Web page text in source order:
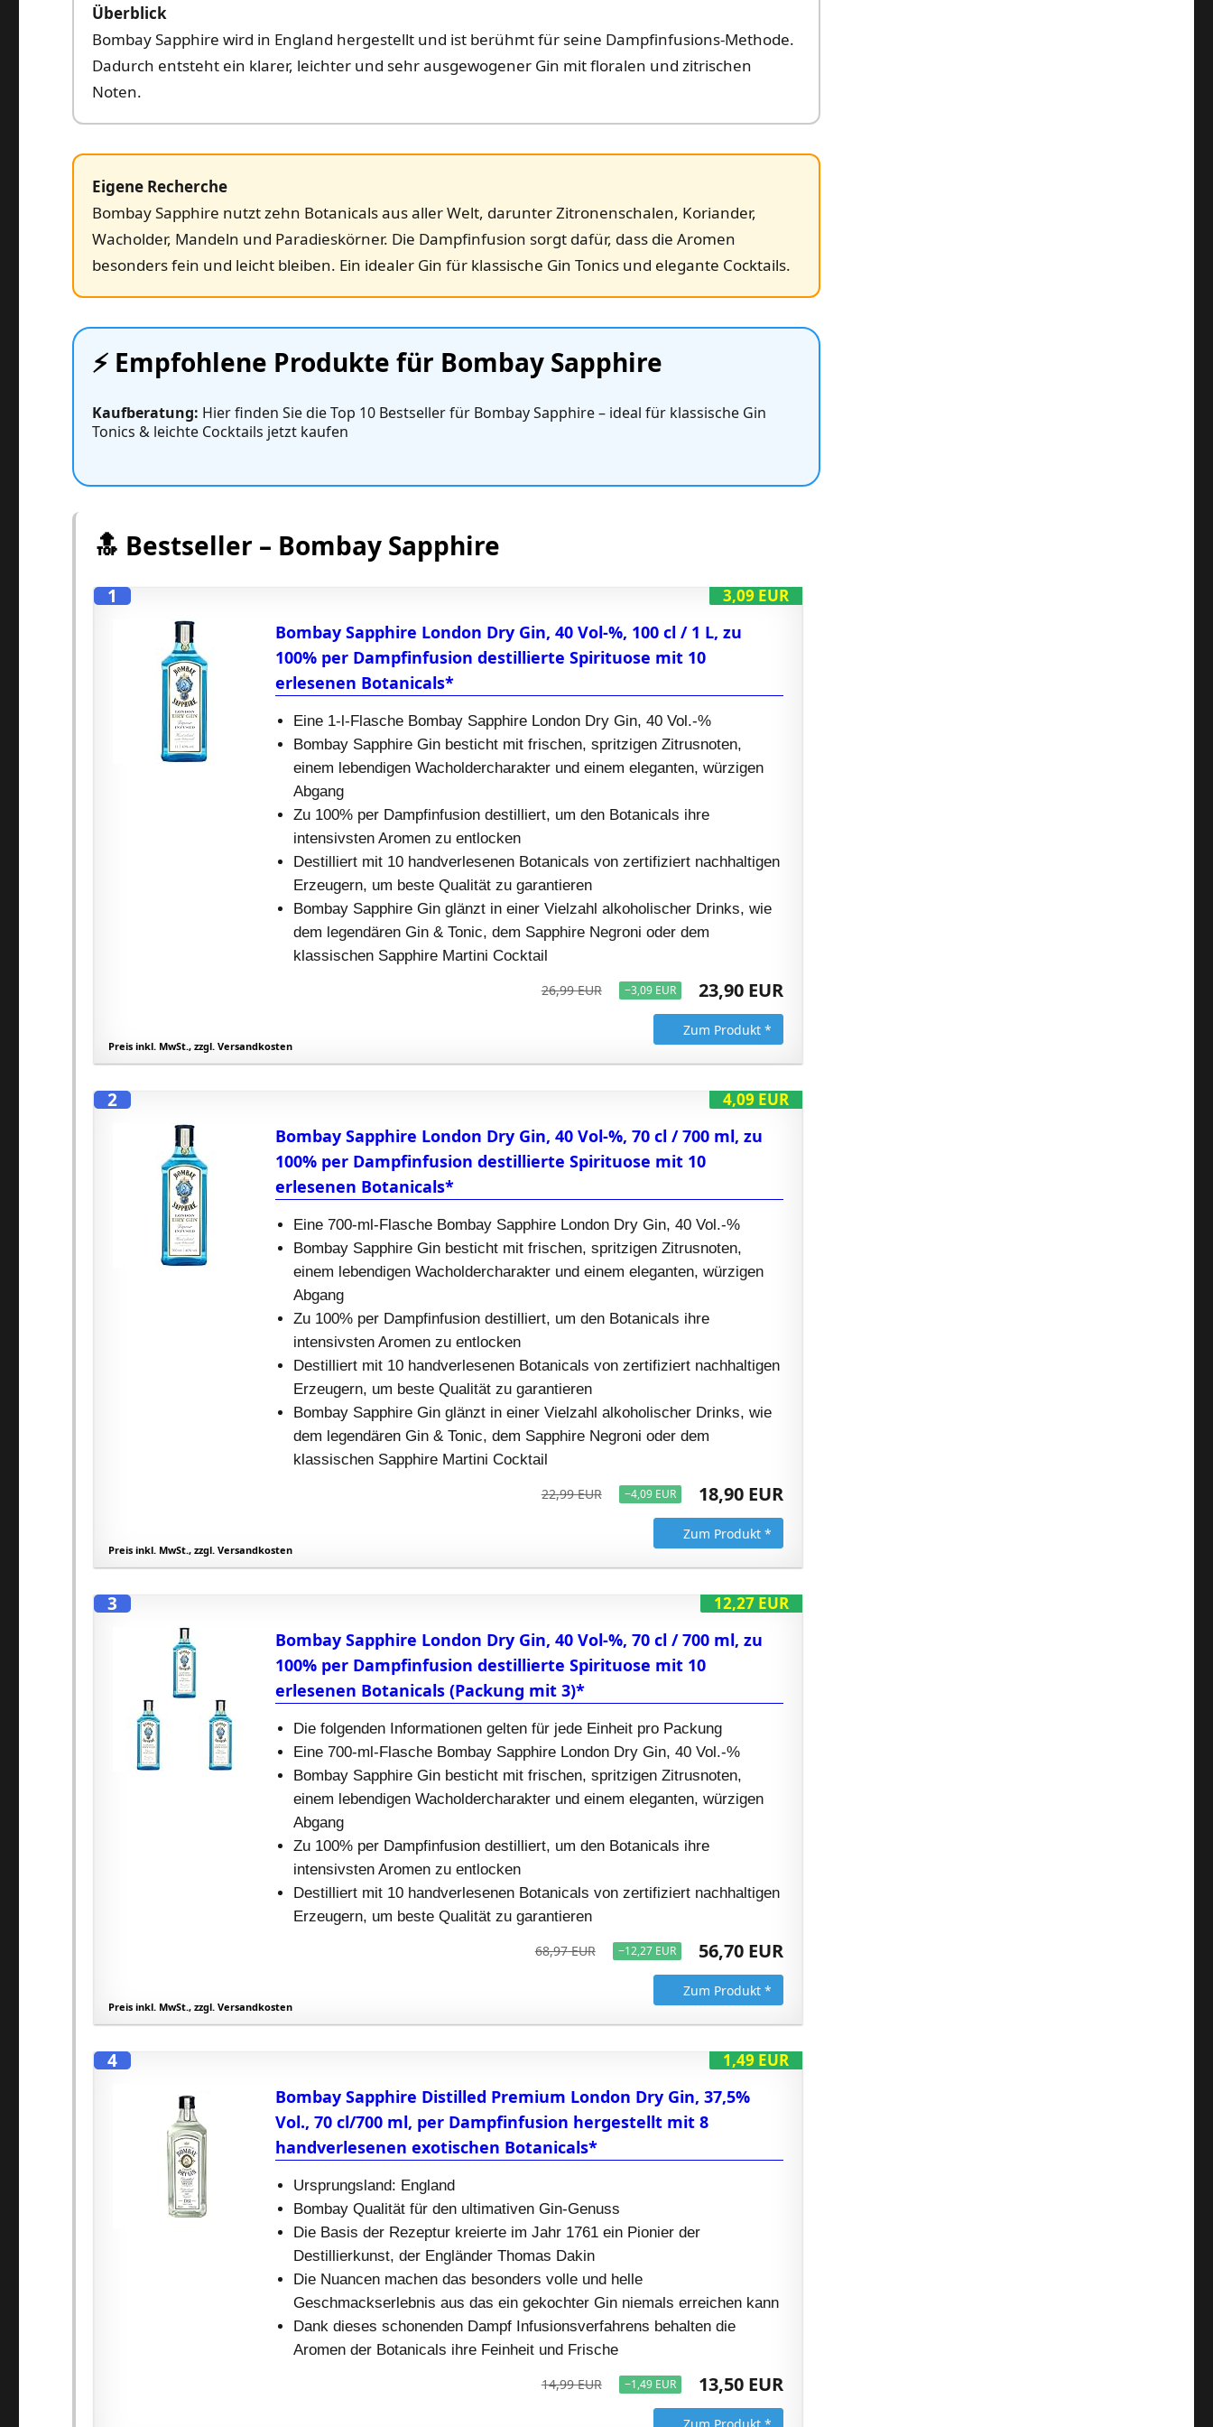
Überblick
Bombay Sapphire wird in England hergestellt und ist berühmt für seine Dampfinfusions‑Methode.
Dadurch entsteht ein klarer, leichter und sehr ausgewogener Gin mit floralen und zitrischen
Noten.
Eigene Recherche
Bombay Sapphire nutzt zehn Botanicals aus aller Welt, darunter Zitronenschalen, Koriander,
Wacholder, Mandeln und Paradieskörner. Die Dampfinfusion sorgt dafür, dass die Aromen
besonders fein und leicht bleiben. Ein idealer Gin für klassische Gin Tonics und elegante Cocktails.
⚡️ Empfohlene Produkte für Bombay Sapphire
Kaufberatung: Hier finden Sie die Top 10 Bestseller für Bombay Sapphire – ideal für klassische Gin
Tonics & leichte Cocktails jetzt kaufen
🔝 Bestseller – Bombay Sapphire
3,09 EUR
1
Bombay Sapphire London Dry Gin, 40 Vol-%, 100 cl / 1 L, zu
100% per Dampfinfusion destillierte Spirituose mit 10
erlesenen Botanicals*
Eine 1-l-Flasche Bombay Sapphire London Dry Gin, 40 Vol.-%
Bombay Sapphire Gin besticht mit frischen, spritzigen Zitrusnoten,
einem lebendigen Wacholdercharakter und einem eleganten, würzigen
Abgang
Zu 100% per Dampfinfusion destilliert, um den Botanicals ihre
intensivsten Aromen zu entlocken
Destilliert mit 10 handverlesenen Botanicals von zertifiziert nachhaltigen
Erzeugern, um beste Qualität zu garantieren
Bombay Sapphire Gin glänzt in einer Vielzahl alkoholischer Drinks, wie
dem legendären Gin & Tonic, dem Sapphire Negroni oder dem
klassischen Sapphire Martini Cocktail
26,99 EUR −3,09 EUR 23,90 EUR
Zum Produkt *
Preis inkl. MwSt., zzgl. Versandkosten
4,09 EUR
2
Bombay Sapphire London Dry Gin, 40 Vol-%, 70 cl / 700 ml, zu
100% per Dampfinfusion destillierte Spirituose mit 10
erlesenen Botanicals*
Eine 700-ml-Flasche Bombay Sapphire London Dry Gin, 40 Vol.-%
Bombay Sapphire Gin besticht mit frischen, spritzigen Zitrusnoten,
einem lebendigen Wacholdercharakter und einem eleganten, würzigen
Abgang
Zu 100% per Dampfinfusion destilliert, um den Botanicals ihre
intensivsten Aromen zu entlocken
Destilliert mit 10 handverlesenen Botanicals von zertifiziert nachhaltigen
Erzeugern, um beste Qualität zu garantieren
Bombay Sapphire Gin glänzt in einer Vielzahl alkoholischer Drinks, wie
dem legendären Gin & Tonic, dem Sapphire Negroni oder dem
klassischen Sapphire Martini Cocktail
22,99 EUR −4,09 EUR 18,90 EUR
Zum Produkt *
Preis inkl. MwSt., zzgl. Versandkosten
12,27 EUR
3
Bombay Sapphire London Dry Gin, 40 Vol-%, 70 cl / 700 ml, zu
100% per Dampfinfusion destillierte Spirituose mit 10
erlesenen Botanicals (Packung mit 3)*
Die folgenden Informationen gelten für jede Einheit pro Packung
Eine 700-ml-Flasche Bombay Sapphire London Dry Gin, 40 Vol.-%
Bombay Sapphire Gin besticht mit frischen, spritzigen Zitrusnoten,
einem lebendigen Wacholdercharakter und einem eleganten, würzigen
Abgang
Zu 100% per Dampfinfusion destilliert, um den Botanicals ihre
intensivsten Aromen zu entlocken
Destilliert mit 10 handverlesenen Botanicals von zertifiziert nachhaltigen
Erzeugern, um beste Qualität zu garantieren
68,97 EUR −12,27 EUR 56,70 EUR
Zum Produkt *
Preis inkl. MwSt., zzgl. Versandkosten
1,49 EUR
4
Bombay Sapphire Distilled Premium London Dry Gin, 37,5%
Vol., 70 cl/700 ml, per Dampfinfusion hergestellt mit 8
handverlesenen exotischen Botanicals*
Ursprungsland: England
Bombay Qualität für den ultimativen Gin-Genuss
Die Basis der Rezeptur kreierte im Jahr 1761 ein Pionier der
Destillierkunst, der Engländer Thomas Dakin
Die Nuancen machen das besonders volle und helle
Geschmackserlebnis aus das ein gekochter Gin niemals erreichen kann
Dank dieses schonenden Dampf Infusionsverfahrens behalten die
Aromen der Botanicals ihre Feinheit und Frische
14,99 EUR −1,49 EUR 13,50 EUR